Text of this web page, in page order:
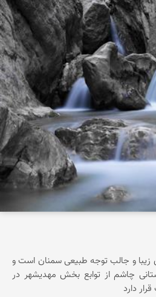
زيبا و جالب توجه طبيعی سمنان است و
چاشم از توابع بخش مهديشهر در
دارد